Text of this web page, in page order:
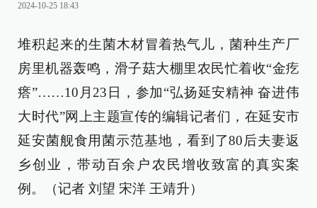
2024-10-25 18:43
堆积起来的生菌木材冒着热气儿，菌种生产厂
房里机器轰鸣，滑子菇大棚里农民忙着收“金疙
瘩”……10月23日，参加“弘扬延安精神 奋进伟
大时代”网上主题宣传的编辑记者们，在延安市
延安菌舰食用菌示范基地，看到了80后夫妻返
乡创业，带动百余户农民增收致富的真实案
例。（记者 刘望 宋洋 王靖升）